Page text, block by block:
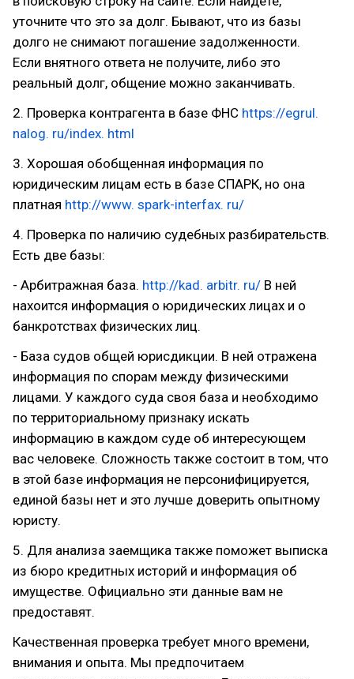
уточните что это за долг. Бывают, что из базы
долго не снимают погашение задолженности.
Если внятного ответа не получите, либо это
реальный долг, общение можно заканчивать.
2. Проверка контрагента в базе ФНС https://egrul.
nalog. ru/index. html
3. Хорошая обобщенная информация по
юридическим лицам есть в базе СПАРК, но она
платная http://www. spark-interfax. ru/
4. Проверка по наличию судебных разбирательств.
Есть две базы:
- Арбитражная база. http://kad. arbitr. ru/ В ней
нахоится информация о юридических лицах и о
банкротствах физических лиц.
- База судов общей юрисдикции. В ней отражена
информация по спорам между физическими
лицами. У каждого суда своя база и необходимо
по территориальному признаку искать
информацию в каждом суде об интересующем
вас человеке. Сложность также состоит в том, что
в этой базе информация не персонифицируется,
единой базы нет и это лучше доверить опытному
юристу.
5. Для анализа заемщика также поможет выписка
из бюро кредитных историй и информация об
имуществе. Официально эти данные вам не
предоставят.
Качественная проверка требует много времени,
внимания и опыта. Мы предпочитаем